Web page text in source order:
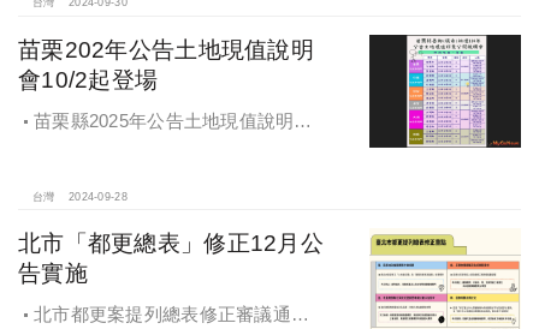
台灣 2024-09-30
苗栗202年公告土地現值說明
會10/2起登場
苗栗縣2025年公告土地現值說明會
台灣 2024-09-28
北市「都更總表」修正12月公
告實施
北市都更案提列總表修正審議通過